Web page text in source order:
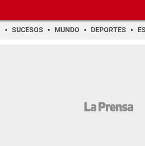
SUCESOS MUNDO DEPORTES